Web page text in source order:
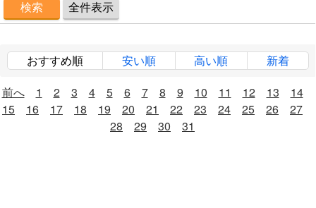
おすすめ順 安い順 高い順
新着
前へ
1 2 3 4 5 6 7 8 9 10 11 12 13
14
15
16 17 18 19 20 21 22 23 24 25 26
27
28
29 30 31